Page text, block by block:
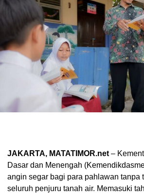
JAKARTA, MATATIMOR.net –
Dasar dan Menengah
angin segar bagi para pahlawan tanpa
seluruh penjuru tanah air. Memasuki